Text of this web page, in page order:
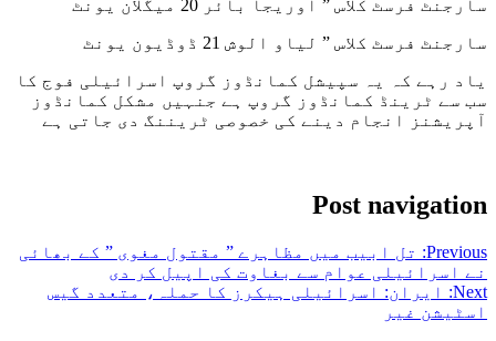
سارجنٹ فرسٹ کلاس ” اوریجا بائر 20 میگلان یونٹ
سارجنٹ فرسٹ کلاس ” لیاو الوش 21 ڈوڈیون یونٹ
یاد رہے کہ یہ سپیشل کمانڈوز گروپ اسرائیلی فوج کا
سب سے ٹرینڈ کمانڈوز گروپ ہے جنہیں مشکل کمانڈوز
آپریشنز انجام دینے کی خصوصی ٹریننگ دی جاتی ہے
Post navigation
Previous:
تل ابیب میں مظاہرے ” مقتول مغوی ” کے بھائی
نے اسرائیلی عوام سے بغاوت کی اپیل کر دی
Next:
ایران: اسرائیلی ہیکرز کا حملہ، متعدد گیس
اسٹیشن غیر